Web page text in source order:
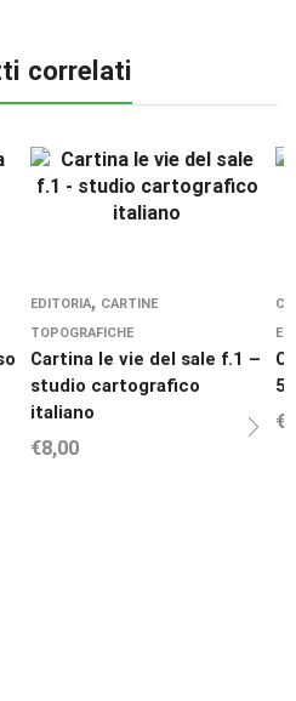
correlati
EDITORIA, CARTINE
TOPOGRAFICHE
Cartina le vie del sale f.1 –
studio cartografico
italiano
€8,00
€